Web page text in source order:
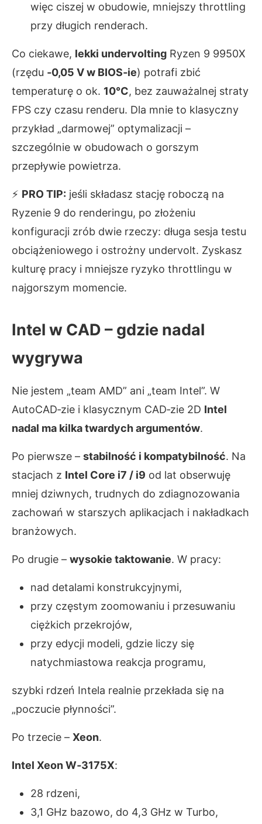
więc ciszej w obudowie, mniejszy throttling
przy długich renderach.
Co ciekawe, lekki undervolting Ryzen 9 9950X
(rzędu ‑0,05 V w BIOS‑ie) potrafi zbić
temperaturę o ok. 10°C, bez zauważalnej straty
FPS czy czasu renderu. Dla mnie to klasyczny
przykład „darmowej” optymalizacji –
szczególnie w obudowach o gorszym
przepływie powietrza.
⚡ PRO TIP: jeśli składasz stację roboczą na
Ryzenie 9 do renderingu, po złożeniu
konfiguracji zrób dwie rzeczy: długa sesja testu
obciążeniowego i ostrożny undervolt. Zyskasz
kulturę pracy i mniejsze ryzyko throttlingu w
najgorszym momencie.
Intel w CAD – gdzie nadal
wygrywa
Nie jestem „team AMD” ani „team Intel”. W
AutoCAD‑zie i klasycznym CAD‑zie 2D Intel
nadal ma kilka twardych argumentów.
Po pierwsze – stabilność i kompatybilność. Na
stacjach z Intel Core i7 / i9 od lat obserwuję
mniej dziwnych, trudnych do zdiagnozowania
zachowań w starszych aplikacjach i nakładkach
branżowych.
Po drugie – wysokie taktowanie. W pracy:
nad detalami konstrukcyjnymi,
przy częstym zoomowaniu i przesuwaniu
ciężkich przekrojów,
przy edycji modeli, gdzie liczy się
natychmiastowa reakcja programu,
szybki rdzeń Intela realnie przekłada się na
„poczucie płynności”.
Po trzecie – Xeon.
Intel Xeon W‑3175X:
28 rdzeni,
3,1 GHz bazowo, do 4,3 GHz w Turbo,